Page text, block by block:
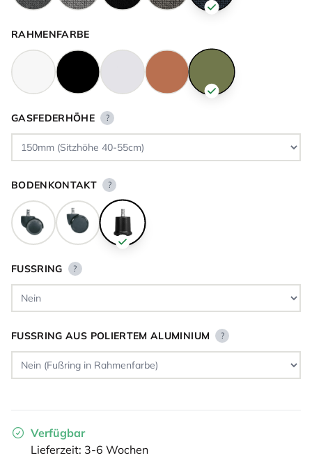
RAHMENFARBE
GASFEDERHÖHE ?
BODENKONTAKT ?
FUSSRING ?
FUSSRING AUS POLIERTEM ALUMINIUM ?
Verfügbar
Lieferzeit: 3-6 Wochen